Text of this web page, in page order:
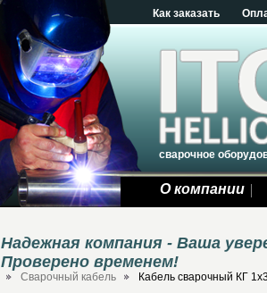
Как заказать
сварочное
О компании
Надежная компания - Ваша
Проверено временем!
Сварочный кабель Кабель сварочный КГ